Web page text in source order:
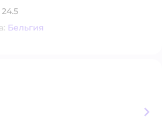
24.5
Бельгия